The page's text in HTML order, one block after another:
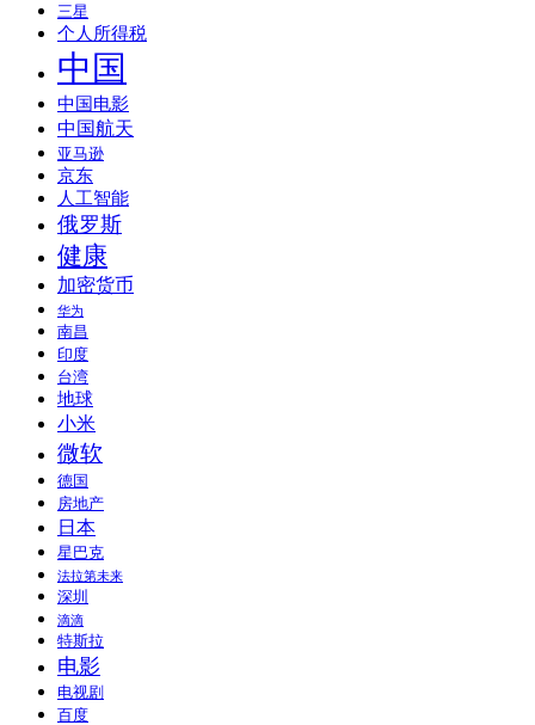
三星
个人所得税
中国
中国电影
中国航天
亚马逊
京东
人工智能
俄罗斯
健康
加密货币
华为
南昌
印度
台湾
地球
小米
微软
德国
房地产
日本
星巴克
法拉第未来
深圳
滴滴
特斯拉
电影
电视剧
百度